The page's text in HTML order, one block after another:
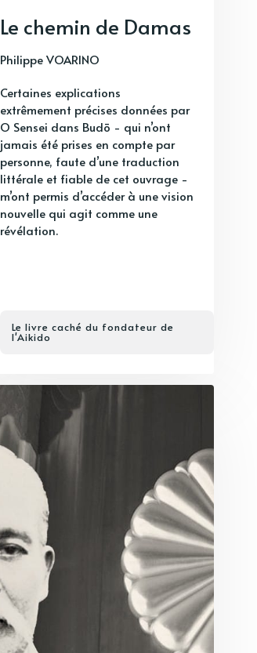
Le chemin de Damas
Philippe VOARINO
Certaines explications
extrêmement précises données par
O Sensei dans Budō - qui n’ont
jamais été prises en compte par
personne, faute d’une traduction
littérale et fiable de cet ouvrage -
m’ont permis d’accéder à une vision
nouvelle qui agit comme une
révélation.
Le livre caché du fondateur de
l'Aikido